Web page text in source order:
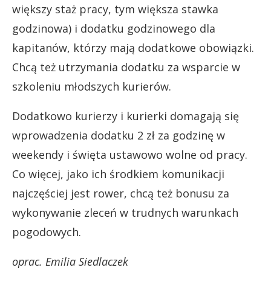
większy staż pracy, tym większa stawka
godzinowa) i dodatku godzinowego dla
kapitanów, którzy mają dodatkowe obowiązki.
Chcą też utrzymania dodatku za wsparcie w
szkoleniu młodszych kurierów.
Dodatkowo kurierzy i kurierki domagają się
wprowadzenia dodatku 2 zł za godzinę w
weekendy i święta ustawowo wolne od pracy.
Co więcej, jako ich środkiem komunikacji
najczęściej jest rower, chcą też bonusu za
wykonywanie zleceń w trudnych warunkach
pogodowych.
oprac. Emilia Siedlaczek